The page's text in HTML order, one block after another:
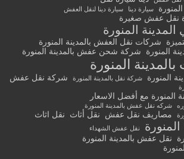
سيارة دينا سيارة دينا لنقل العفش
نقل عفش صغيرة
المنورة
شركات نقل العفش بالمدينة المنورة
المنورة
شركة شحن عفش بالمدينة المنورة
المنورة
المنورة شركة نقل بالمدينة المنورة شركة نقل عفش
مع أفضل الاسعار
شركه نقل عفش بالمدينة المنورة
مصاريف نقل عفش نقل أثاث نقل اثاث
نقل عفش الشهداء
نقل عفش بالمدينة المنورة